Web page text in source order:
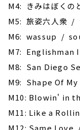
M4: きみはぼくの
M5: 旅姿六人衆 /
M6: wassup /
M7: Englishman
M8: San Diego
M9: Shape Of
M10: Blowin' in
M11: Like a
M12: Same